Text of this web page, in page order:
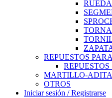
REPUESTOS
MARTILLO-
OTROS
Iniciar sesión / Registrarse